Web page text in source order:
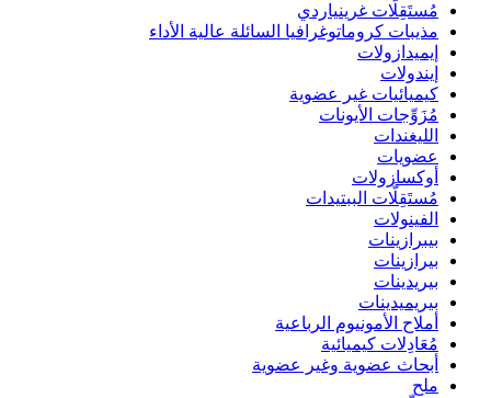
مُستَقِلَّات غرينياردي
مذيبات كروماتوغرافيا السائلة عالية الأداء
إيميدازولات
إيندولات
كيميائيات غير عضوية
مُزَوِّجات الأيونات
الليغندات
عضويات
أوكسازولات
مُستَقِلَّات الببتيدات
الفينولات
بيبرازينات
بيرازينات
بيريدينات
بيريميدينات
أملاح الأمونيوم الرباعية
مُعَادِلات كيميائية
أبحاث عضوية وغير عضوية
ملح